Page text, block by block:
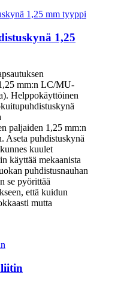
1,25
mm:n LC/MU-
Helppokäyttöinen
paljaiden 1,25 mm:n
Aseta puhdistuskynä
kuulet
käyttää mekaanista
puhdistusnauhan
se pyörittää
että kuidun
mutta